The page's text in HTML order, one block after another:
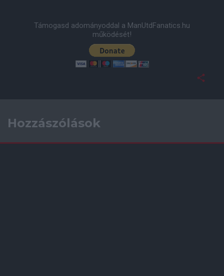
Támogasd adományoddal a ManUtdFanatics.hu
működését!
Hozzászólások